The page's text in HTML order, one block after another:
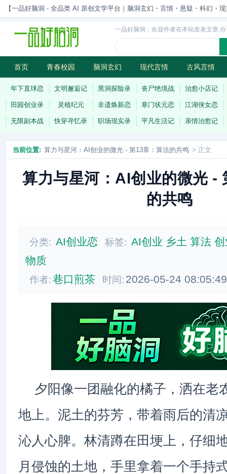
【一品好脑洞 - 全品类 AI 原创文学平台｜脑洞玄幻・言情・悬疑・科幻・
一品好脑洞：欢迎作者在本站发表文章,
首页 青春校园 脑洞玄幻 现代言情 古风言情
历史权谋 武侠江湖 灵异志怪 连载
年下直球恋 文明邂逅记 黑洞探险录 丧尸绝境战 治愈小店记
田园创业录 灵植纪元 非遗焕新恋 寒门状元恋 江湖侠女恋
无限副本战 快穿寻忆录 职场现实录 平凡生活记 亲情治愈记
当前位置: 算力与星河：AI创业的微光 - 第13章：算法的共鸣 > 正文
算力与星河：AI创业的微光 -
的共鸣
分类: AI创业恋 标签: AI创业 乡土 算法
物质
作者:巷口煎茶 时间: 2026-05-24
夕阳像一团融化的橘子，洒在老
地上。泥土的芬芳，带着雨后的清
沁人心脾。林清蹲在田埂上，仔细
月侵蚀的土地，手里拿着一个手持